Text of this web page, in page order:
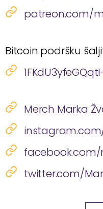
patreon.com/
Bitcoin podršku
Merch Marka
twitter.com/